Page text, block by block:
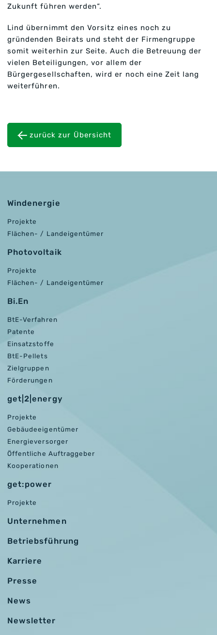
Zukunft führen werden“.
Lind übernimmt den Vorsitz eines noch zu
gründenden Beirats und steht der Firmengruppe
somit weiterhin zur Seite. Auch die Betreuung der
vielen Beteiligungen, vor allem der
Bürgergesellschaften, wird er noch eine Zeit lang
weiterführen.
zurück zur Übersicht
Windenergie
Projekte
Flächen- / Landeigentümer
Photovoltaik
Projekte
Flächen- / Landeigentümer
Bi.En
BtE-Verfahren
Patente
Einsatzstoffe
BtE-Pellets
Zielgruppen
Förderungen
get|2|energy
Projekte
Gebäudeeigentümer
Energieversorger
Öffentliche Auftraggeber
Kooperationen
get:power
Projekte
Unternehmen
Betriebsführung
Karriere
Presse
News
Newsletter